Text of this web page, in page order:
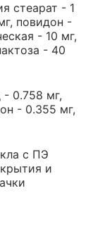
стеарат - 1
повидон -
- 10 мг,
- 40
- 0.758 мг,
- 0.355 мг,
с ПЭ
и